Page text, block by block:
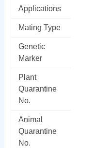
Applications
Mating Type
Genetic
Marker
Plant
Quarantine
No.
Animal
Quarantine
No.